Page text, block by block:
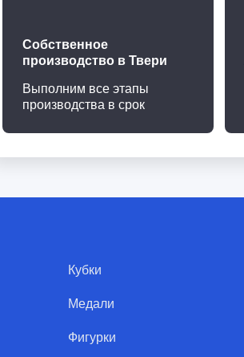
Собственное
производство в Твери
Выполним все этапы
производства в срок
Кубки
Медали
Фигурки